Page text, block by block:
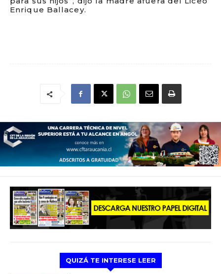
Enrique Ballacey.
QUIZÁ TE INTERESE LEER